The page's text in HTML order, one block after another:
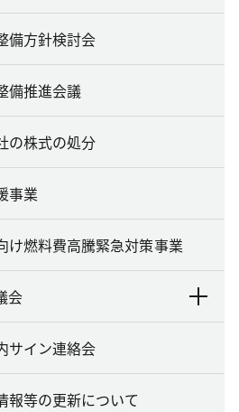
備方針検討会
備推進会議
の株式の処分
事業
け燃料費高騰緊急対策事業
会
サイン連絡会
報等の更新について